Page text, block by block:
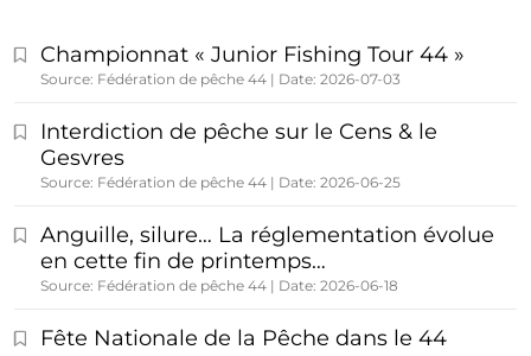
Championnat « Junior Fishing Tour 44 »
Source: Fédération de pêche 44 Date: 2026-07-03
Interdiction de pêche sur le Cens & le
Gesvres
Source: Fédération de pêche 44 Date: 2026-06-25
Anguille, silure… La réglementation évolue
en cette fin de printemps…
Source: Fédération de pêche 44 Date: 2026-06-18
Fête Nationale de la Pêche dans le 44